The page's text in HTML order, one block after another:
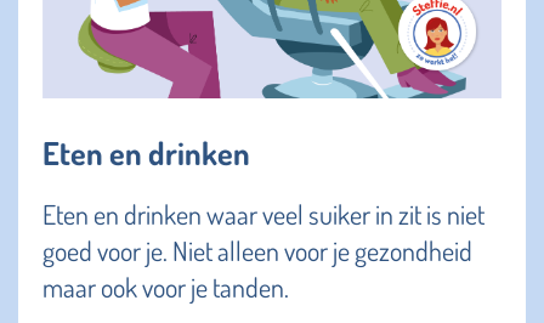
Eten en drinken
Eten en drinken waar veel suiker in zit is niet
goed voor je. Niet alleen voor je gezondheid
maar ook voor je tanden.